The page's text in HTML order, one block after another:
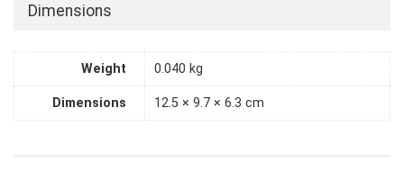
Dimensions
Weight 0.040 kg
Dimensions 12.5 × 9.7 × 6.3 cm